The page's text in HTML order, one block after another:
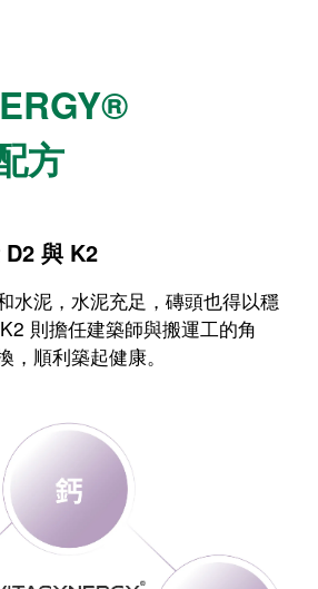
方
與 K2
水泥，水泥充足，磚頭也得以穩
則擔任建築師與搬運工的角
順利築起健康。